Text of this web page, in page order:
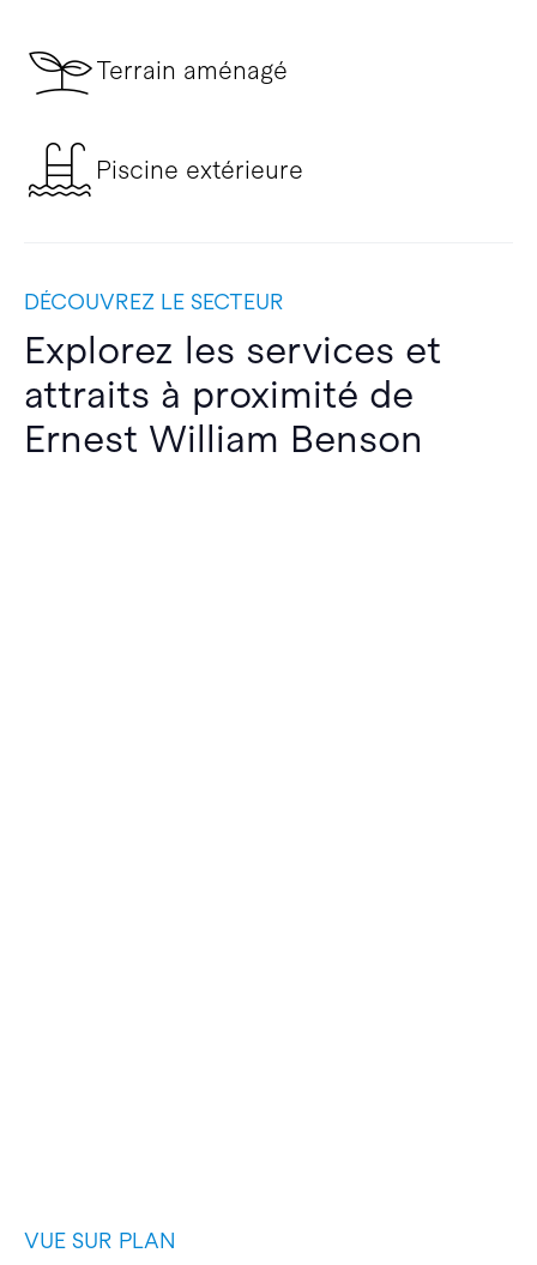
Terrain aménagé
Piscine extérieure
DÉCOUVREZ LE SECTEUR
Explorez les services et
attraits à proximité de
Ernest William Benson
VUE SUR PLAN